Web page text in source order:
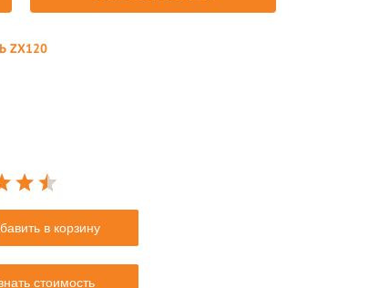
ZX120
в корзину
стоимость